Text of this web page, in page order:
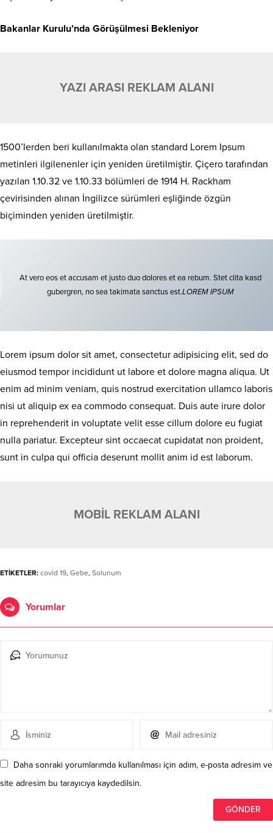
Bakanlar Kurulu’nda Görüşülmesi Bekleniyor
YAZI ARASI REKLAM ALANI
1500’lerden beri kullanılmakta olan standard Lorem Ipsum
metinleri ilgilenenler için yeniden üretilmiştir. Çiçero tarafından
yazılan 1.10.32 ve 1.10.33 bölümleri de 1914 H. Rackham
çevirisinden alınan İngilizce sürümleri eşliğinde özgün
biçiminden yeniden üretilmiştir.
At vero eos et accusam et justo duo dolores et ea rebum. Stet clita kasd
gubergren, no sea takimata sanctus est.LOREM IPSUM
Lorem ipsum dolor sit amet, consectetur adipisicing elit, sed do
eiusmod tempor incididunt ut labore et dolore magna aliqua. Ut
enim ad minim veniam, quis nostrud exercitation ullamco laboris
nisi ut aliquip ex ea commodo consequat. Duis aute irure dolor
in reprehenderit in voluptate velit esse cillum dolore eu fugiat
nulla pariatur. Excepteur sint occaecat cupidatat non proident,
sunt in culpa qui officia deserunt mollit anim id est laborum.
MOBİL REKLAM ALANI
ETİKETLER: covid 19, Gebe, Solunum
Yorumlar
Daha sonraki yorumlarımda kullanılması için adım, e-posta adresim ve
site adresim bu tarayıcıya kaydedilsin.